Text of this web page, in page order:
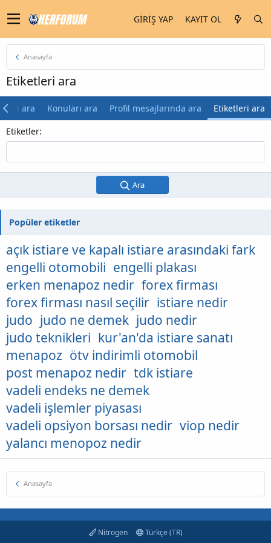
GIRIŞ YAP KAYIT OL
Anasayfa
Etiketleri ara
şeyi ara Konuları ara Profil mesajlarında ara
Etiketleri ara
Etiketler
Ara
Popüler etiketler
açık istiare ve kapalı istiare arasındaki fark
engelli otomobili engelli plakası
erken menapoz nedir forex firması
forex firması nasıl seçilir istiare nedir
judo judo ne demek judo nedir
judo teknikleri kur'an'da istiare sanatı
menapoz ötv indirimli otomobil
post menapoz nedir tdk istiare
vadeli endeks ne demek
vadeli işlemler piyasası
vadeli opsiyon borsası nedir viop nedir
yalancı menopoz nedir
Anasayfa
Nitrogen
Türkçe (TR)